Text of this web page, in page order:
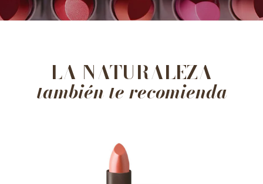
LA NATURALEZA
también te recomienda